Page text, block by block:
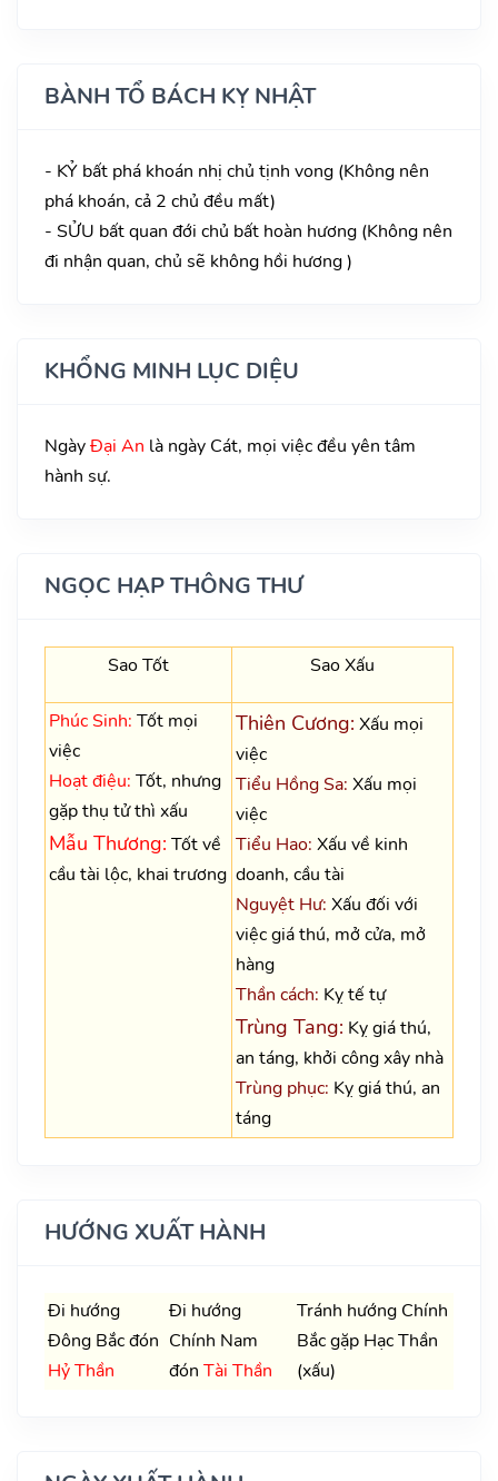
BÀNH TỔ BÁCH KỴ NHẬT
- KỶ bất phá khoán nhị chủ tịnh vong (Không nên
phá khoán, cả 2 chủ đều mất)
- SỬU bất quan đới chủ bất hoàn hương (Không nên
đi nhận quan, chủ sẽ không hồi hương )
KHỔNG MINH LỤC DIỆU
NgàyĐại An là ngày Cát, mọi việc đều yên tâm
hành sự.
NGỌC HẠP THÔNG THƯ
Sao Tốt Sao Xấu
Phúc Sinh: Tốt mọi
việc
Hoạt điệu: Tốt, nhưng
gặp thụ tử thì xấu
Mẫu Thương: Tốt về
cầu tài lộc, khai trương
Thiên Cương: Xấu mọi
việc
Tiểu Hồng Sa: Xấu mọi
việc
Tiểu Hao: Xấu về kinh
doanh, cầu tài
Nguyệt Hư: Xấu đối với
việc giá thú, mở cửa, mở
hàng
Thần cách: Kỵ tế tự
Trùng Tang: Kỵ giá thú,
an táng, khởi công xây nhà
Trùng phục: Kỵ giá thú, an
táng
HƯỚNG XUẤT HÀNH
Đi hướng
Đông Bắc đón
Hỷ Thần
Đi hướng
Chính Nam
đón Tài Thần
Tránh hướng Chính
Bắc gặp Hạc Thần
(xấu)